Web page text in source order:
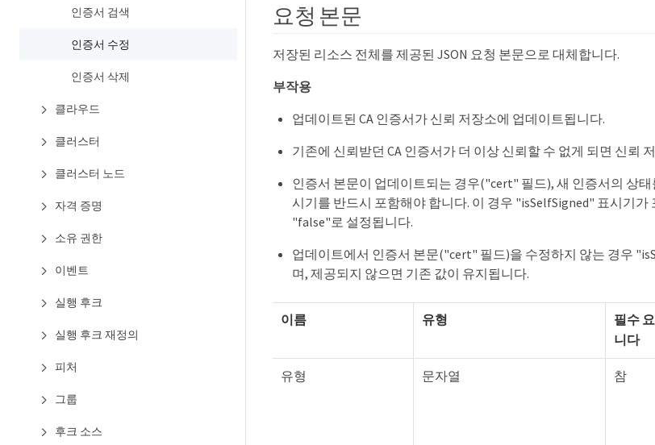
인증서 검색
인증서 수정
인증서 삭제
클라우드
클러스터
클러스터 노드
자격 증명
소유 권한
이벤트
실행 후크
실행 후크 재정의
피처
그룹
후크 소스
요청 본문
저장된 리소스 전체를 제공된 JSON 요청 본문으로 대체합니다.
부작용
업데이트된 CA 인증서가 신뢰 저장소에 업데이트됩니다.
기존에 신뢰받던 CA 인증서가 더 이상 신뢰할 수 없게 되면 신뢰
인증서 본문이 업데이트되는 경우("cert" 필드), 새 인증서의 상
시기를 반드시 포함해야 합니다. 이 경우 "isSelfSigned" 표시기가
"false"로 설정됩니다.
업데이트에서 인증서 본문("cert" 필드)을 수정하지 않는 경우
며, 제공되지 않으면 기존 값이 유지됩니다.
이름 유형
필수
니다
유형 문자열 참